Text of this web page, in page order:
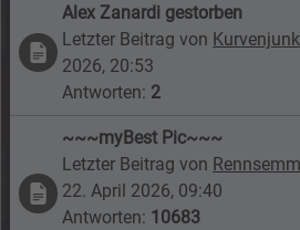
Alex Zanardi gestorben
Letzter Beitrag von
2026, 20:53
Antworten: 2
~~~myBest Pic~~~
Letzter Beitrag von
22. April 2026, 09:40
Antworten: 10683